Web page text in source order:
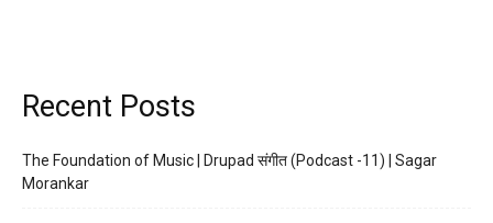
Recent Posts
The Foundation of Music | Drupad संगीत (Podcast -11) | Sagar
Morankar